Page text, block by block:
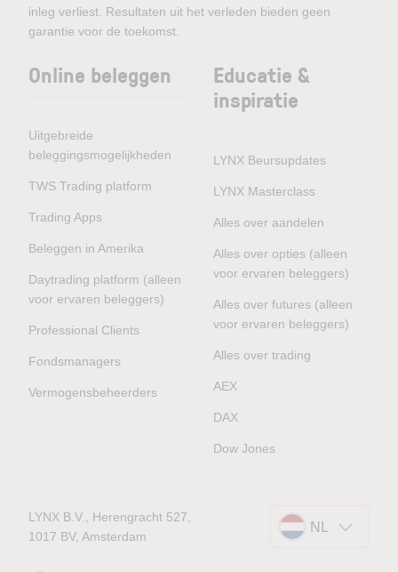
inleg verliest. Resultaten uit het verleden bieden geen
garantie voor de toekomst.
Online beleggen
Uitgebreide
beleggingsmogelijkheden
TWS Trading platform
Trading Apps
Beleggen in Amerika
Daytrading platform (alleen
voor ervaren beleggers)
Professional Clients
Fondsmanagers
Vermogensbeheerders
Educatie &
inspiratie
LYNX Beursupdates
LYNX Masterclass
Alles over aandelen
Alles over opties (alleen
voor ervaren beleggers)
Alles over futures (alleen
voor ervaren beleggers)
Alles over trading
AEX
DAX
Dow Jones
LYNX B.V., Herengracht 527,
1017 BV, Amsterdam
NL